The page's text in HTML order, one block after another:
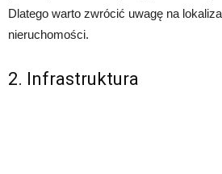
Dlatego warto zwrócić uwagę na
nieruchomości.
2. Infrastruktura